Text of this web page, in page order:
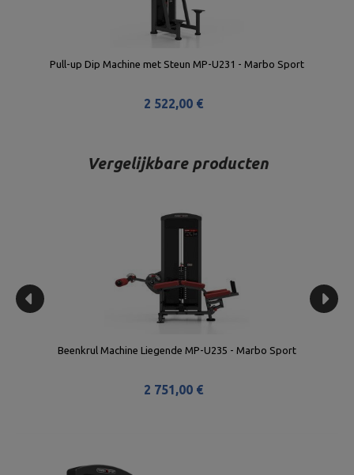
Pull-up Dip Machine met Steun MP-U231 - Marbo Sport
2 522,00 €
Vergelijkbare producten
Beenkrul Machine Liegende MP-U235 - Marbo Sport
2 751,00 €